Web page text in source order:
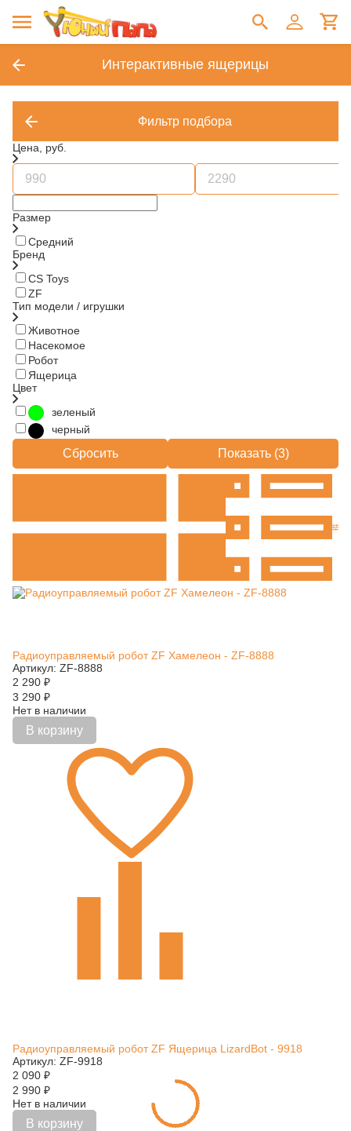
Интерактивные ящерицы
Фильтр подбора
Цена, руб.
Размер
Средний
Бренд
CS Toys
ZF
Тип модели / игрушки
Животное
Насекомое
Робот
Ящерица
Цвет
зеленый
черный
Сбросить Показать (3)
Радиоуправляемый робот ZF Хамелеон - ZF-8888
Артикул: ZF-8888
2 290 ₽
3 290 ₽
Нет в наличии
В корзину
Радиоуправляемый робот ZF Ящерица LizardBot - 9918
Артикул: ZF-9918
2 090 ₽
2 990 ₽
Нет в наличии
В корзину